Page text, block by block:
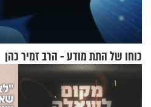
כוחו של התת מודע - הרב זמיר כהן